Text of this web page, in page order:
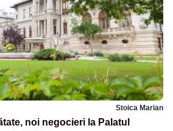
Stoica Marian
noi negocieri la Palatul